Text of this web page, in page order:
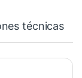
técnicas